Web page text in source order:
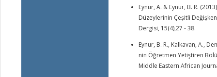
Eynur, A. & Eynur, B. R.
Düzeylerinin Çeşitli
Dergisi, 15(4),27 - 38.
Eynur, B. R., Kalkavan, A.,
nin Öğretmen Yetiştiren
Middle Eastern African